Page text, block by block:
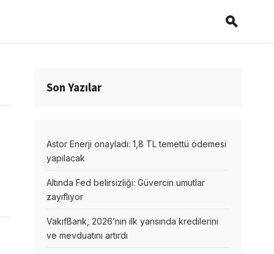
Son Yazılar
Astor Enerji onayladı: 1,8 TL temettü ödemesi
yapılacak
Altında Fed belirsizliği: Güvercin umutlar
zayıflıyor
VakıfBank, 2026’nın ilk yarısında kredilerini
ve mevduatını artırdı